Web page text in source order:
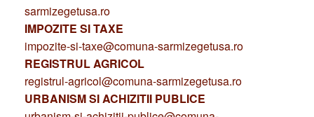
sarmizegetusa.ro
IMPOZITE SI TAXE
impozite-si-taxe@comuna-sarmizegetusa.ro
REGISTRUL AGRICOL
registrul-agricol@comuna-sarmizegetusa.ro
URBANISM SI ACHIZITII PUBLICE